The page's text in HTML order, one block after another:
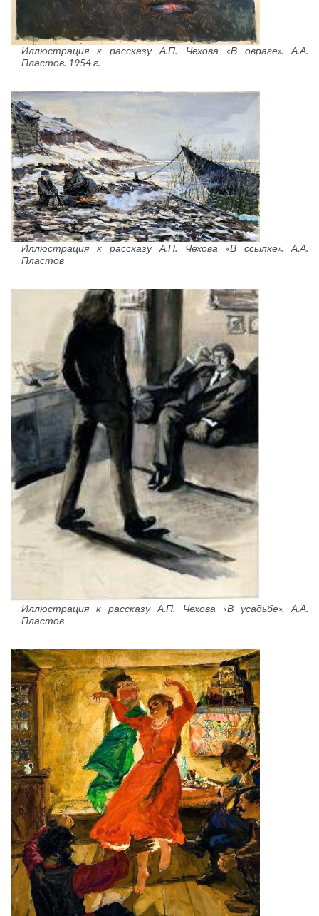
Иллюстрация к рассказу А.П. Чехова «В овраге». А.А.
Пластов. 1954 г.
Иллюстрация к рассказу А.П. Чехова «В ссылке». А.А.
Пластов
Иллюстрация к рассказу А.П. Чехова «В усадьбе». А.А.
Пластов